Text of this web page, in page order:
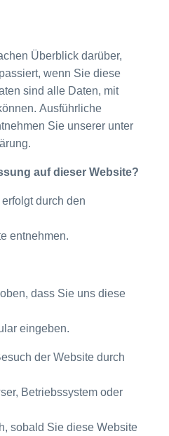
Überblick darüber,
wenn Sie diese
sind alle Daten, mit
Ausführliche
Sie unserer unter
auf dieser Website?
durch den
entnehmen.
dass Sie uns diese
eingeben.
der Website durch
Betriebssystem oder
sobald Sie diese Website